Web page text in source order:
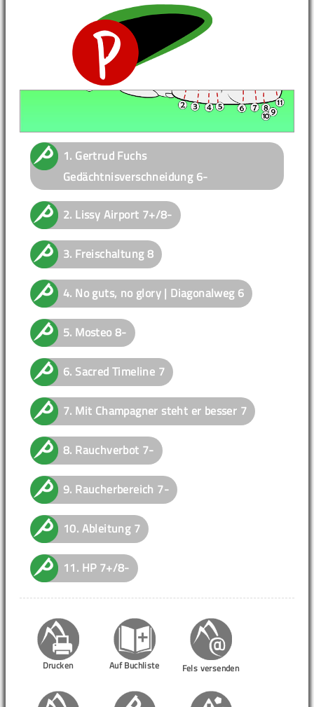
1. Gertrud Fuchs
Gedächtnisverschneidung6-
2. Lissy Airport 7+/8-
3. Freischaltung8
4. No guts, no glory | Diagonalweg6
5. Mosteo 8-
6. Sacred Timeline 7
7. Mit Champagner steht er besser 7
8. Rauchverbot 7-
9. Raucherbereich 7-
10. Ableitung7
11. HP7+/8-
Drucken Auf Buchliste Fels versenden